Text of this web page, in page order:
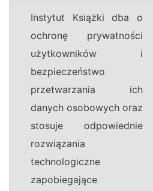
Instytut Książki dba o
ochronę prywatności
użytkowników i
bezpieczeństwo
przetwarzania ich
danych osobowych oraz
stosuje odpowiednie
rozwiązania
technologiczne
zapobiegające